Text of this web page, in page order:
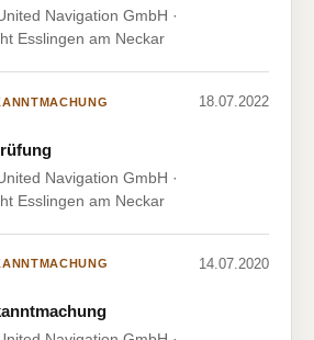
Navigation GmbH ·
Esslingen am Neckar
18.07.2022
Navigation GmbH ·
Esslingen am Neckar
14.07.2020